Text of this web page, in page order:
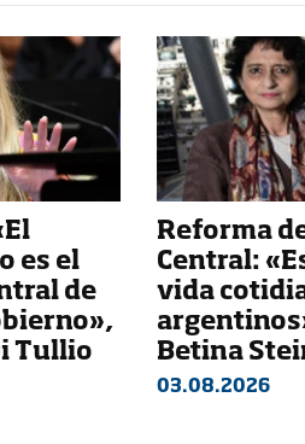
es el
de
Tullio
Reforma
Central:
vida
Betina
03.08.2026